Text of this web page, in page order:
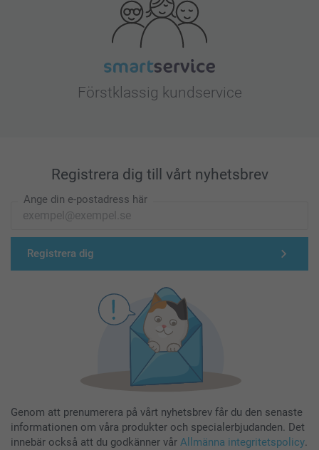
Förstklassig kundservice
Registrera dig till vårt nyhetsbrev
Ange din e-postadress här
Registrera dig
Genom att prenumerera på vårt nyhetsbrev får du den senaste
informationen om våra produkter och specialerbjudanden. Det
innebär också att du godkänner vår Allmänna integritetspolicy.